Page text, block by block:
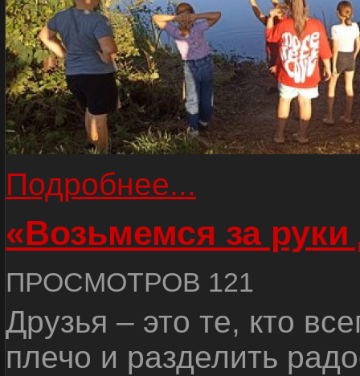
Подробнее...
«Возьмемся за руки
ПРОСМОТРОВ 121
Друзья – это те, кто
плечо и разделить